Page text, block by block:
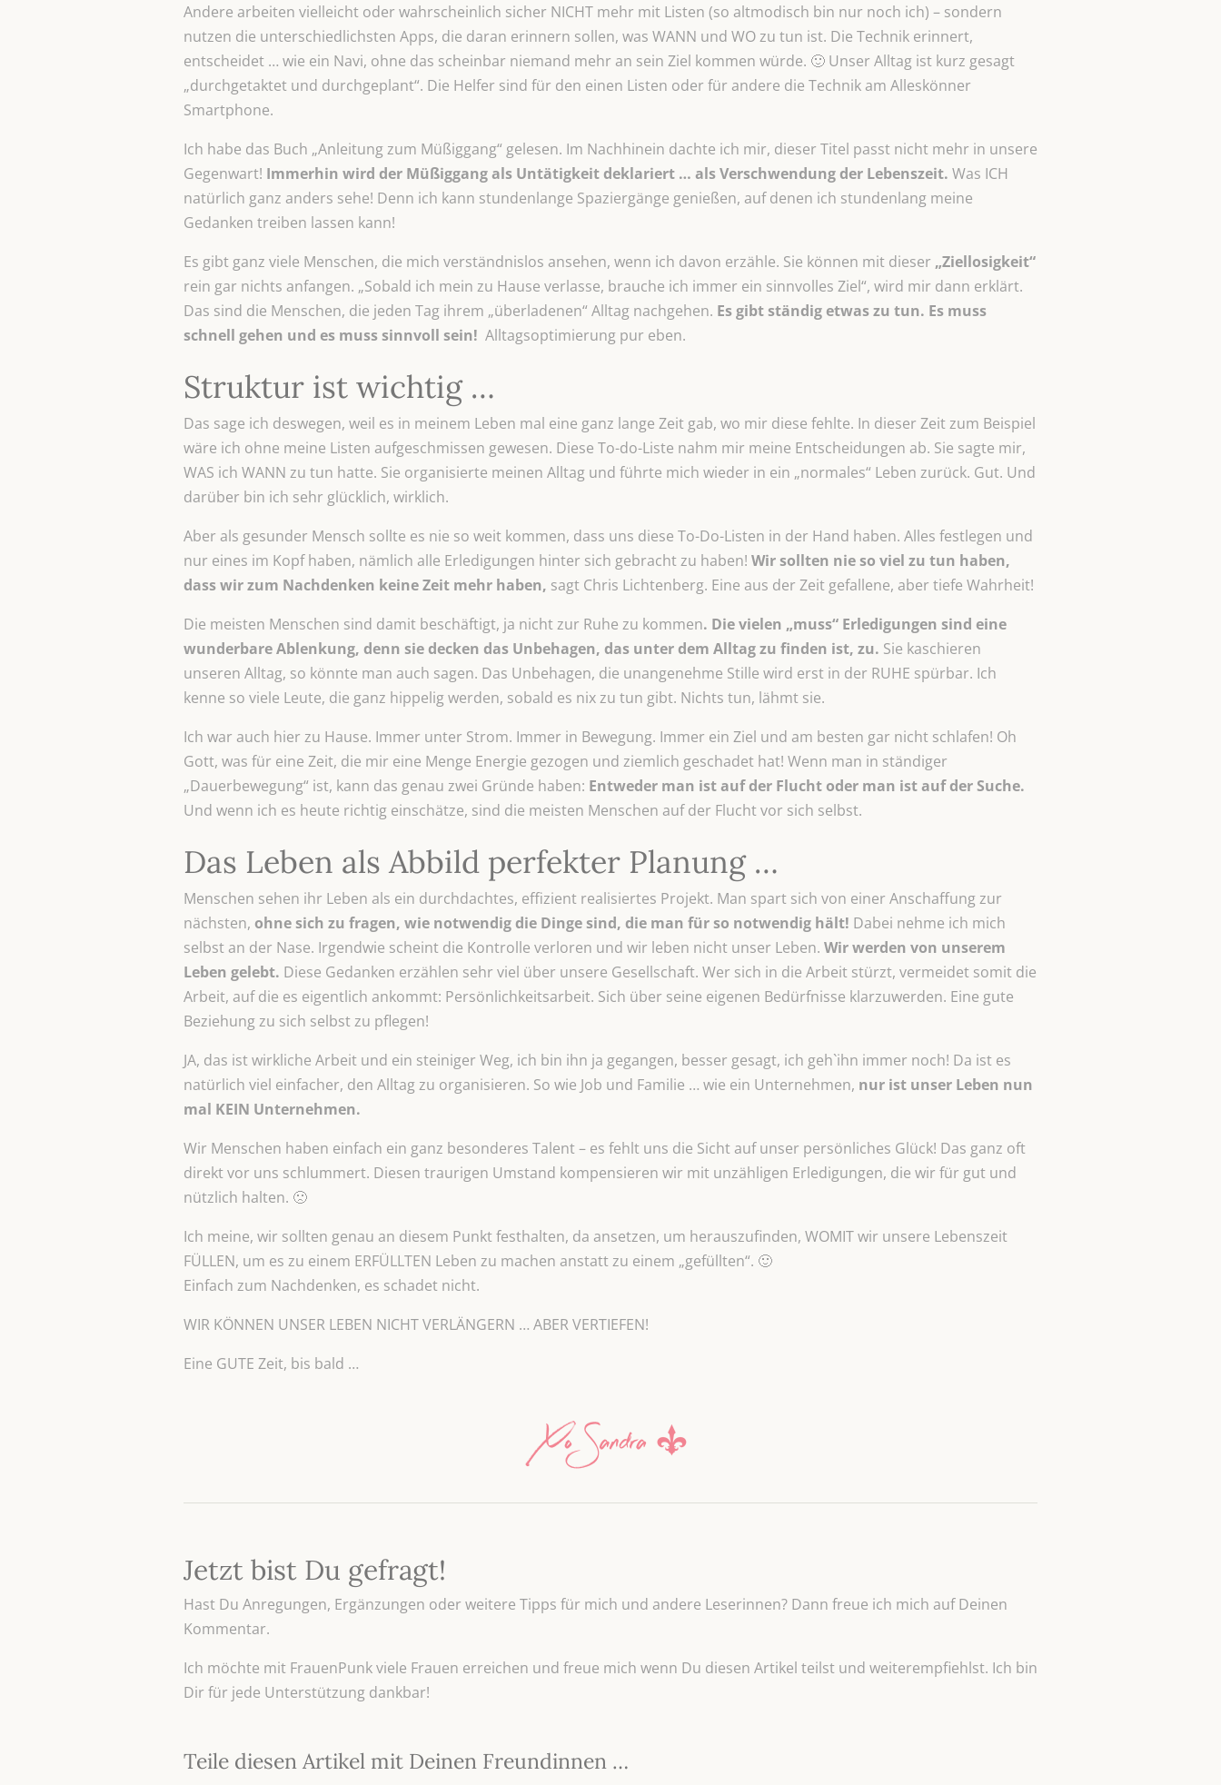
Andere arbeiten vielleicht oder wahrscheinlich sicher NICHT mehr mit Listen (so altmodisch bin nur noch ich) – sondern
nutzen die unterschiedlichsten Apps, die daran erinnern sollen, was WANN und WO zu tun ist. Die Technik erinnert,
entscheidet … wie ein Navi, ohne das scheinbar niemand mehr an sein Ziel kommen würde. 🙂 Unser Alltag ist kurz gesagt
„durchgetaktet und durchgeplant“. Die Helfer sind für den einen Listen oder für andere die Technik am Alleskönner
Smartphone.
Ich habe das Buch „Anleitung zum Müßiggang“ gelesen. Im Nachhinein dachte ich mir, dieser Titel passt nicht mehr in unsere
Gegenwart! Immerhin wird der Müßiggang als Untätigkeit deklariert … als Verschwendung der Lebenszeit. Was ICH
natürlich ganz anders sehe! Denn ich kann stundenlange Spaziergänge genießen, auf denen ich stundenlang meine
Gedanken treiben lassen kann!
Es gibt ganz viele Menschen, die mich verständnislos ansehen, wenn ich davon erzähle. Sie können mit dieser „Ziellosigkeit“
rein gar nichts anfangen. „Sobald ich mein zu Hause verlasse, brauche ich immer ein sinnvolles Ziel“, wird mir dann erklärt.
Das sind die Menschen, die jeden Tag ihrem „überladenen“ Alltag nachgehen. Es gibt ständig etwas zu tun. Es muss
schnell gehen und es muss sinnvoll sein! Alltagsoptimierung pur eben.
Struktur ist wichtig …
Das sage ich deswegen, weil es in meinem Leben mal eine ganz lange Zeit gab, wo mir diese fehlte. In dieser Zeit zum Beispiel
wäre ich ohne meine Listen aufgeschmissen gewesen. Diese To-do-Liste nahm mir meine Entscheidungen ab. Sie sagte mir,
WAS ich WANN zu tun hatte. Sie organisierte meinen Alltag und führte mich wieder in ein „normales“ Leben zurück. Gut. Und
darüber bin ich sehr glücklich, wirklich.
Aber als gesunder Mensch sollte es nie so weit kommen, dass uns diese To-Do-Listen in der Hand haben. Alles festlegen und
nur eines im Kopf haben, nämlich alle Erledigungen hinter sich gebracht zu haben! Wir sollten nie so viel zu tun haben,
dass wir zum Nachdenken keine Zeit mehr haben, sagt Chris Lichtenberg. Eine aus der Zeit gefallene, aber tiefe Wahrheit!
Die meisten Menschen sind damit beschäftigt, ja nicht zur Ruhe zu kommen. Die vielen „muss“ Erledigungen sind eine
wunderbare Ablenkung, denn sie decken das Unbehagen, das unter dem Alltag zu finden ist, zu. Sie kaschieren
unseren Alltag, so könnte man auch sagen. Das Unbehagen, die unangenehme Stille wird erst in der RUHE spürbar. Ich
kenne so viele Leute, die ganz hippelig werden, sobald es nix zu tun gibt. Nichts tun, lähmt sie.
Ich war auch hier zu Hause. Immer unter Strom. Immer in Bewegung. Immer ein Ziel und am besten gar nicht schlafen! Oh
Gott, was für eine Zeit, die mir eine Menge Energie gezogen und ziemlich geschadet hat! Wenn man in ständiger
„Dauerbewegung“ ist, kann das genau zwei Gründe haben: Entweder man ist auf der Flucht oder man ist auf der Suche.
Und wenn ich es heute richtig einschätze, sind die meisten Menschen auf der Flucht vor sich selbst.
Das Leben als Abbild perfekter Planung …
Menschen sehen ihr Leben als ein durchdachtes, effizient realisiertes Projekt. Man spart sich von einer Anschaffung zur
nächsten, ohne sich zu fragen, wie notwendig die Dinge sind, die man für so notwendig hält! Dabei nehme ich mich
selbst an der Nase. Irgendwie scheint die Kontrolle verloren und wir leben nicht unser Leben. Wir werden von unserem
Leben gelebt. Diese Gedanken erzählen sehr viel über unsere Gesellschaft. Wer sich in die Arbeit stürzt, vermeidet somit die
Arbeit, auf die es eigentlich ankommt: Persönlichkeitsarbeit. Sich über seine eigenen Bedürfnisse klarzuwerden. Eine gute
Beziehung zu sich selbst zu pflegen!
JA, das ist wirkliche Arbeit und ein steiniger Weg, ich bin ihn ja gegangen, besser gesagt, ich geh`ihn immer noch! Da ist es
natürlich viel einfacher, den Alltag zu organisieren. So wie Job und Familie … wie ein Unternehmen, nur ist unser Leben nun
mal KEIN Unternehmen.
Wir Menschen haben einfach ein ganz besonderes Talent – es fehlt uns die Sicht auf unser persönliches Glück! Das ganz oft
direkt vor uns schlummert. Diesen traurigen Umstand kompensieren wir mit unzähligen Erledigungen, die wir für gut und
nützlich halten. 🙁
Ich meine, wir sollten genau an diesem Punkt festhalten, da ansetzen, um herauszufinden, WOMIT wir unsere Lebenszeit
FÜLLEN, um es zu einem ERFÜLLTEN Leben zu machen anstatt zu einem „gefüllten“. 🙂
Einfach zum Nachdenken, es schadet nicht.
WIR KÖNNEN UNSER LEBEN NICHT VERLÄNGERN … ABER VERTIEFEN!
Eine GUTE Zeit, bis bald …
Jetzt bist Du gefragt!
Hast Du Anregungen, Ergänzungen oder weitere Tipps für mich und andere Leserinnen? Dann freue ich mich auf Deinen
Kommentar.
Ich möchte mit FrauenPunk viele Frauen erreichen und freue mich wenn Du diesen Artikel teilst und weiterempfiehlst. Ich bin
Dir für jede Unterstützung dankbar!
Teile diesen Artikel mit Deinen Freundinnen …